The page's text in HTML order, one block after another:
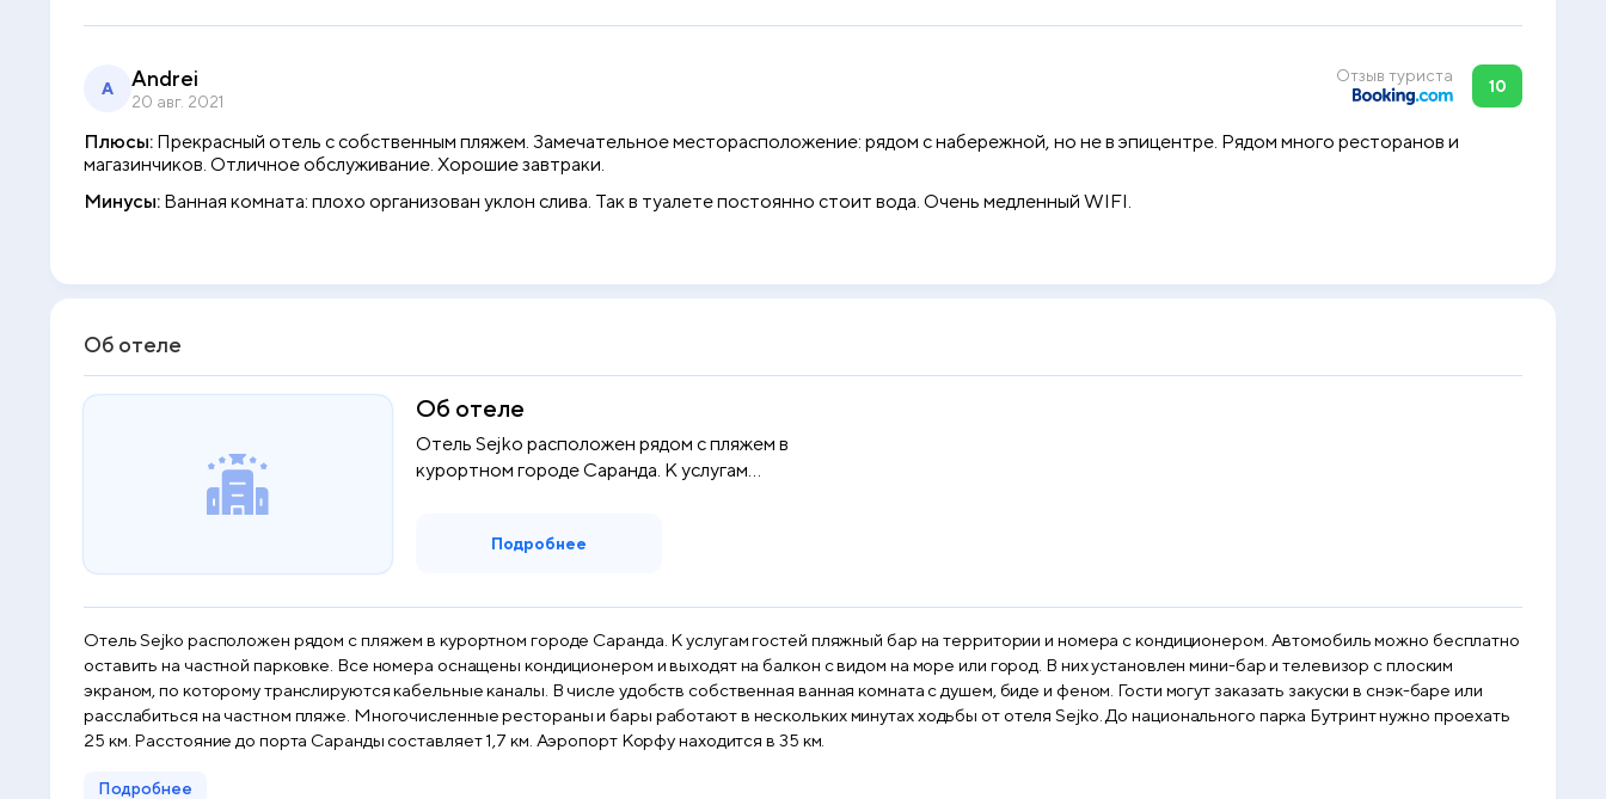
A Andrei
20 авг. 2021
Отзыв туриста
10
Плюсы: Прекрасный отель с собственным пляжем. Замечательное месторасположение: рядом с набережной, но не в эпицентре. Рядом много ресторанов и
магазинчиков. Отличное обслуживание. Хорошие завтраки.
Минусы: Ванная комната: плохо организован уклон слива. Так в туалете постоянно стоит вода. Очень медленный WIFI.
Об отеле
Об отеле
Отель Sejko расположен рядом с пляжем в
курортном городе Саранда. К услугам...
Подробнее
Отель Sejko расположен рядом с пляжем в курортном городе Саранда. К услугам гостей пляжный бар на территории и номера с кондиционером. Автомобиль можно бесплатно
оставить на частной парковке. Все номера оснащены кондиционером и выходят на балкон с видом на море или город. В них установлен мини-бар и телевизор с плоским
экраном, по которому транслируются кабельные каналы. В числе удобств собственная ванная комната с душем, биде и феном. Гости могут заказать закуски в снэк-баре или
расслабиться на частном пляже. Многочисленные рестораны и бары работают в нескольких минутах ходьбы от отеля Sejko. До национального парка Бутринт нужно проехать
25 км. Расстояние до порта Саранды составляет 1,7 км. Аэропорт Корфу находится в 35 км.
Подробнее